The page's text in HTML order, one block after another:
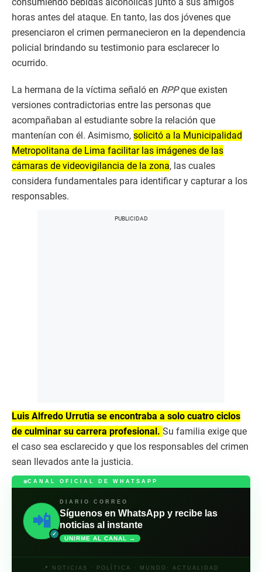
horas antes del ataque. En tanto, las dos jóvenes que
presenciaron el crimen permanecieron en la dependencia
policial brindando su testimonio para esclarecer lo
ocurrido.
La hermana de la víctima señaló en RPPque existen
versiones contradictorias entre las personas que
acompañaban al estudiante sobre la relación que
mantenían con él. Asimismo, solicitó a la Municipalidad
Metropolitana de Lima facilitar las imágenes de las
cámaras de videovigilancia de la zona, las cuales
considera fundamentales para identificar y capturar a los
responsables.
Luis Alfredo Urrutia se encontraba a solo cuatro ciclos
de culminar su carrera profesional. Su familia exige que
el caso sea esclarecido y que los responsables del crimen
sean llevados ante la justicia.
CANAL OFICIAL DE WHATSAPP
📲
✓
DIARIO CORREO
Síguenos en WhatsApp y recibe las
noticias al instante
UNIRME AL CANAL →
📍 NOTICIAS · POLÍTICA · MUNDO· ACTUALIDAD